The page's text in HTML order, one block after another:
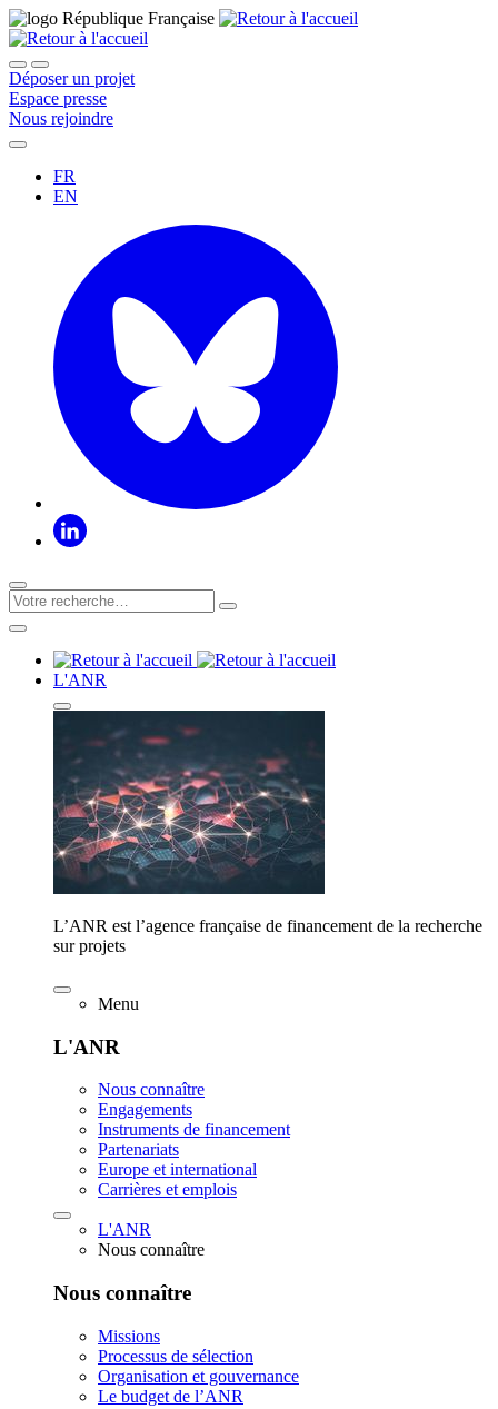
Déposer un projet
Espace presse
Nous rejoindre
FR
EN
L'ANR
L’ANR est l’agence française de financement de la recherche
sur projets
Menu
L'ANR
Nous connaître
Engagements
Instruments de financement
Partenariats
Europe et international
Carrières et emplois
L'ANR
Nous connaître
Nous connaître
Missions
Processus de sélection
Organisation et gouvernance
Le budget de l’ANR